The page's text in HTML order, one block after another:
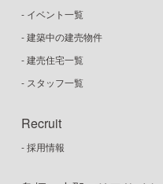
- イベント一覧
- 建築中の建売物件
- 建売住宅一覧
- スタッフ一覧
Recruit
- 採用情報